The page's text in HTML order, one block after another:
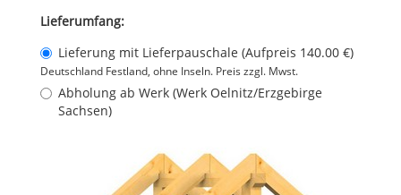
Lieferumfang:
Lieferung mit Lieferpauschale (Aufpreis 140.00 €)
Deutschland Festland, ohne Inseln. Preis zzgl. Mwst.
Abholung ab Werk (Werk Oelnitz/Erzgebirge
Sachsen)